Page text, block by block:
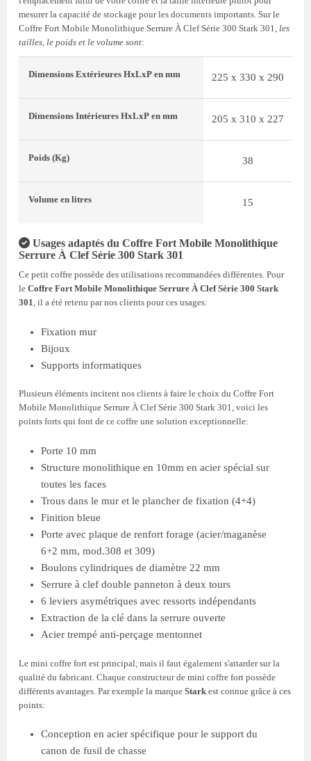
mesurer la capacité de stockage pour les documents importants. Sur le
Coffre Fort Mobile Monolithique Serrure À Clef Série 300 Stark 301, les
tailles, le poids et le volume sont:
Dimensions Extérieures HxLxP en mm 225 x 330 x 290
Dimensions Intérieures HxLxP en mm 205 x 310 x 227
Poids (Kg) 38
Volume en litres 15
Usages adaptés du Coffre Fort Mobile Monolithique
Serrure À Clef Série 300 Stark 301
Ce petit coffre possède des utilisations recommandées différentes. Pour
le Coffre Fort Mobile Monolithique Serrure À Clef Série 300 Stark
301, il a été retenu par nos clients pour ces usages:
Fixation mur
Bijoux
Supports informatiques
Plusieurs éléments incitent nos clients à faire le choix du Coffre Fort
Mobile Monolithique Serrure À Clef Série 300 Stark 301, voici les
points forts qui font de ce coffre une solution exceptionnelle:
Porte 10 mm
Structure monolithique en 10mm en acier spécial sur
toutes les faces
Trous dans le mur et le plancher de fixation (4+4)
Finition bleue
Porte avec plaque de renfort forage (acier/maganèse
6+2 mm, mod.308 et 309)
Boulons cylindriques de diamètre 22 mm
Serrure à clef double panneton à deux tours
6 leviers asymétriques avec ressorts indépendants
Extraction de la clé dans la serrure ouverte
Acier trempé anti-perçage mentonnet
Le mini coffre fort est principal, mais il faut également s'attarder sur la
qualité du fabricant. Chaque constructeur de mini coffre fort possède
différents avantages. Par exemple la marque Stark est connue grâce à ces
points:
Conception en acier spécifique pour le support du
canon de fusil de chasse